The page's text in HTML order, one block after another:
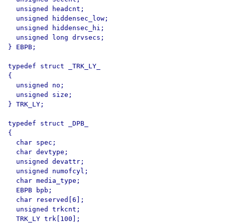
  unsigned headcnt;
  unsigned hiddensec_low;
  unsigned hiddensec_hi;
  unsigned long drvsecs;
} EBPB;
typedef struct _TRK_LY_
{
  unsigned no;
  unsigned size;
} TRK_LY;
typedef struct _DPB_
{
  char spec;
  char devtype;
  unsigned devattr;
  unsigned numofcyl;
  char media_type;
  EBPB bpb;
  char reserved[6];
  unsigned trkcnt;
  TRK_LY trk[100];